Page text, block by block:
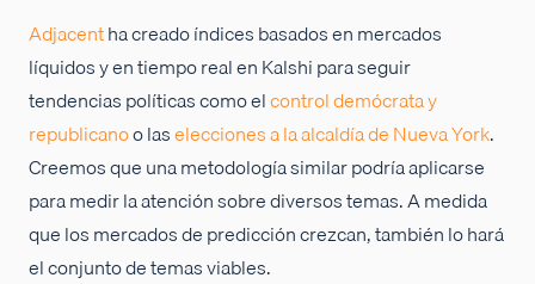
Adjacentha creado índices basados en mercados
líquidos y en tiempo real en Kalshi para seguir
tendencias políticas como elcontrol demócrata y
republicanoo laselecciones a la alcaldía de Nueva York.
Creemos que una metodología similar podría aplicarse
para medir la atención sobre diversos temas. A medida
que los mercados de predicción crezcan, también lo hará
el conjunto de temas viables.